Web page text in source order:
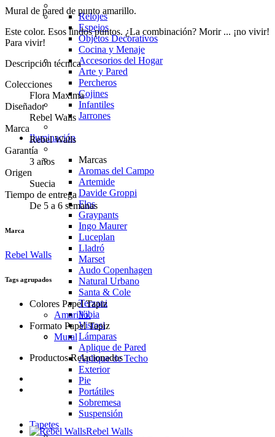
Relojes
Espejos
Objetos Decorativos
Cocina y Menaje
Accesorios del Hogar
Arte y Pared
Percheros
Cojines
Infantiles
Jarrones
Iluminación
Marcas
Aromas del Campo
Artemide
Davide Groppi
Flos
Graypants
Ingo Maurer
Luceplan
Lladró
Marset
Audo Copenhagen
Natural Urbano
Santa & Cole
Terzani
Vibia
Vistosi
Lámparas
Aplique de Pared
Aplique de Techo
Exterior
Pie
Portátiles
Sobremesa
Suspensión
Tapetes
Mural de pared de punto amarillo.
Este color. Esos lindos puntos. ¿La combinación? Morir ... ¡no vivir!
Para vivir!
Descripción técnica
Colecciones
Flora Maxima
Diseñador
Rebel Walls
Marca
Rebel Walls
Garantía
3 años
Origen
Suecia
Tiempo de entrega
De 5 a 6 semanas
Marca
Rebel Walls
Tags agrupados
Colores Papel Tapiz
Amarillo.
Formato Papel Tapiz
Mural
Productos Relacionados
Rebel Walls